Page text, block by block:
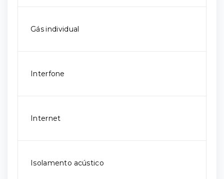
Gás individual
Interfone
Internet
Isolamento acústico